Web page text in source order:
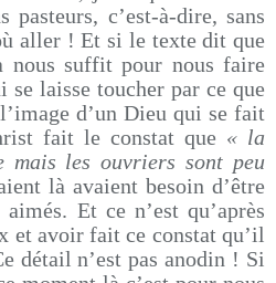
pasteurs, c’est-à-dire, sans
aller ! Et si le texte dit que
nous suffit pour nous faire
laisse toucher par ce que
d’un Dieu qui se fait
fait le constat que « la
mais les ouvriers sont peu
là avaient besoin d’être
Et ce n’est qu’après
et avoir fait ce constat qu’il
détail n’est pas anodin ! Si